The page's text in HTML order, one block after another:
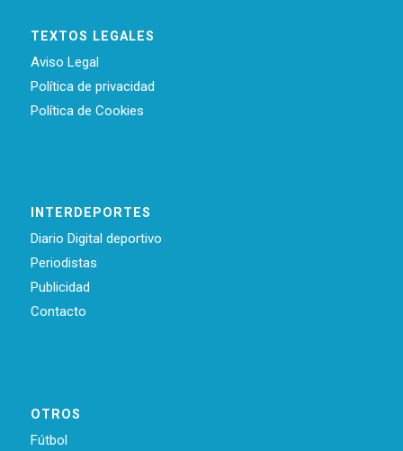
TEXTOS LEGALES
Aviso Legal
Política de privacidad
Política de Cookies
INTERDEPORTES
Diario Digital deportivo
Periodistas
Publicidad
Contacto
OTROS
Fútbol